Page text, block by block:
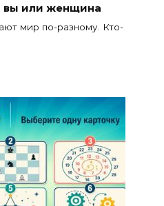
вы или женщина
мир по-разному. Кто-